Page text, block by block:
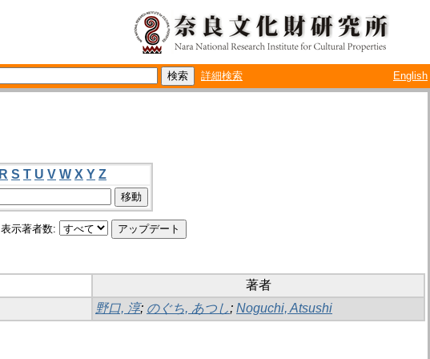
詳細検索 English
R S T U V W X Y Z
表示著者数:
著者
野口, 淳; のぐち, あつし; Noguchi, Atsushi